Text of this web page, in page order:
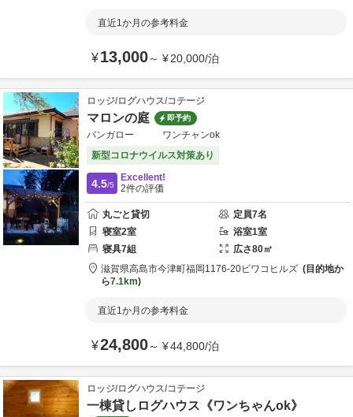
直近1か月の参考料金
¥13,000～ ¥20,000/泊
ロッジ/ログハウス/コテージ
マロンの庭 即予約
バンガロー ワンチャンok
新型コロナウイルス対策あり
4.5/5
Excellent!
2件の評価
丸ごと貸切 定員7名
寝室2室 浴室1室
寝具7組 広さ80㎡
滋賀県高島市今津町福岡1176-20ビワコヒルズ
目的地か
ら7.1km
直近1か月の参考料金
¥24,800～ ¥44,800/泊
ロッジ/ログハウス/コテージ
一棟貸しログハウス《ワンちゃんok》